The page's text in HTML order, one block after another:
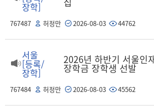
장학]
767487 허정만 2026-08-03 44762
서울
[등록/
장학]
2026년 하반기 서울인
장학금 장학생 선발
767484 허정만 2026-08-03 45562